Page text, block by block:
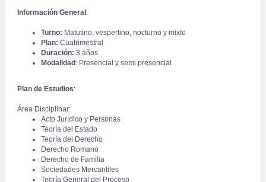
Información General .
Turno: Matutino, vespertino, nocturno y mixto
Plan: Cuatrimestral
Duración: 3 años
Modalidad : Presencial y semi presencial
Plan de Estudios:
Área Disciplinar:
Acto Jurídico y Personas
Teoría del Estado
Teoría del Derecho
Derecho Romano
Derecho de Familia
Sociedades Mercantiles
Teoría General del Proceso